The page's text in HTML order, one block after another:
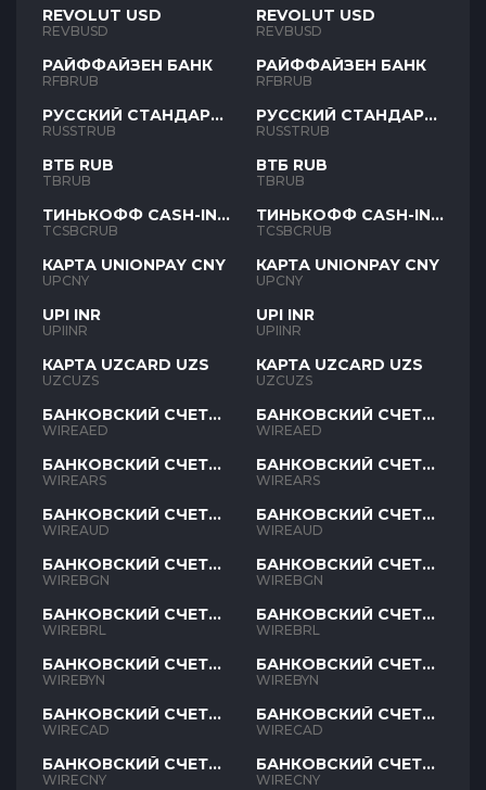
REVOLUT USD
REVBUSD
РАЙФФАЙЗЕН БАНК
RFBRUB
РУССКИЙ СТАНДАРТ
RUB
RUSSTRUB
ВТБ RUB
TBRUB
ТИНЬКОФФ CASH-IN
RUB
TCSBCRUB
КАРТА UNIONPAY CNY
UPCNY
UPI INR
UPIINR
КАРТА UZCARD UZS
UZCUZS
БАНКОВСКИЙ СЧЕТ
AED
WIREAED
БАНКОВСКИЙ СЧЕТ
ARS
WIREARS
БАНКОВСКИЙ СЧЕТ
AUD
WIREAUD
БАНКОВСКИЙ СЧЕТ
BGN
WIREBGN
БАНКОВСКИЙ СЧЕТ
BRL
WIREBRL
БАНКОВСКИЙ СЧЕТ
BYN
WIREBYN
БАНКОВСКИЙ СЧЕТ
CAD
WIRECAD
БАНКОВСКИЙ СЧЕТ
CNY
WIRECNY
REVOLUT USD
REVBUSD
РАЙФФАЙЗЕН БАНК
RFBRUB
РУССКИЙ СТАНДАРТ
RUB
RUSSTRUB
ВТБ RUB
TBRUB
ТИНЬКОФФ CASH-IN
RUB
TCSBCRUB
КАРТА UNIONPAY CNY
UPCNY
UPI INR
UPIINR
КАРТА UZCARD UZS
UZCUZS
БАНКОВСКИЙ СЧЕТ
AED
WIREAED
БАНКОВСКИЙ СЧЕТ
ARS
WIREARS
БАНКОВСКИЙ СЧЕТ
AUD
WIREAUD
БАНКОВСКИЙ СЧЕТ
BGN
WIREBGN
БАНКОВСКИЙ СЧЕТ
BRL
WIREBRL
БАНКОВСКИЙ СЧЕТ
BYN
WIREBYN
БАНКОВСКИЙ СЧЕТ
CAD
WIRECAD
БАНКОВСКИЙ СЧЕТ
CNY
WIRECNY